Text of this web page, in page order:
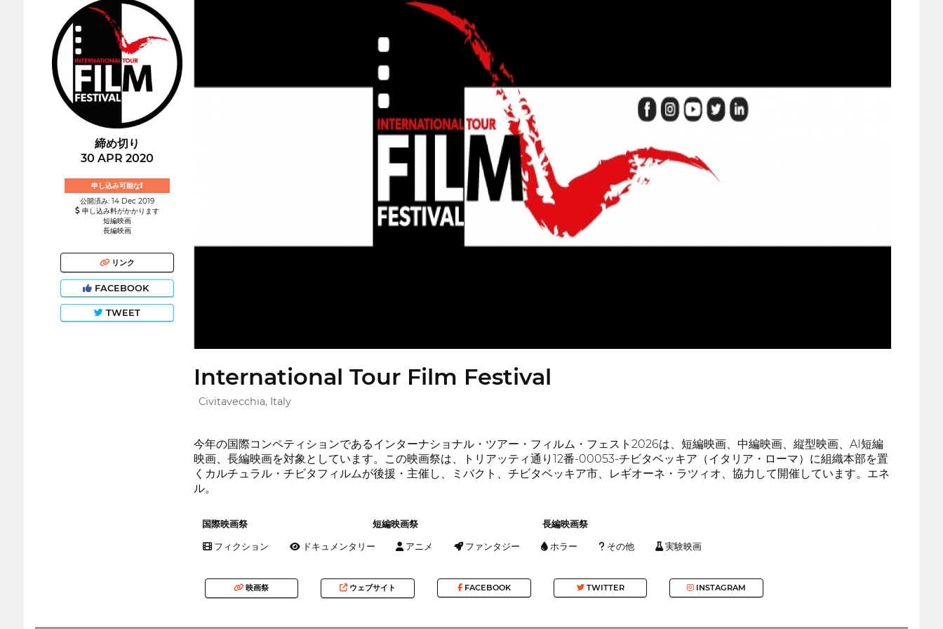
締め切り
30 APR 2020
申し込み可能な!
公開済み: 14 Dec 2019
申し込み料がかかります
短編映画
長編映画
リンク
FACEBOOK
TWEET
International Tour Film Festival
Civitavecchia, Italy
今年の国際コンペティションであるインターナショナル・ツアー・フィルム・フェスト2026は、短編映画、中編映画、縦型映画、AI短編
映画、長編映画を対象としています。この映画祭は、トリアッティ通り12番-00053-チビタベッキア（イタリア・ローマ）に組織本部を置
くカルチュラル・チビタフィルムが後援・主催し、ミバクト、チビタベッキア市、レギオーネ・ラツィオ、協力して開催しています。エネ
ル。
国際映画祭 短編映画祭 長編映画祭
フィクション ドキュメンタリー アニメ ファンタジー ホラー その他 実験映画
映画祭 ウェブサイト FACEBOOK TWITTER INSTAGRAM